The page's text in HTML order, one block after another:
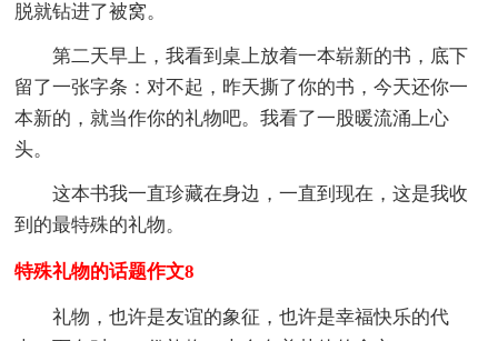
脱就钻进了被窝。
第二天早上，我看到桌上放着一本崭新的书，底下
留了一张字条：对不起，昨天撕了你的书，今天还你一
本新的，就当作你的礼物吧。我看了一股暖流涌上心
头。
这本书我一直珍藏在身边，一直到现在，这是我收
到的最特殊的礼物。
特殊礼物的话题作文8
礼物，也许是友谊的象征，也许是幸福快乐的代